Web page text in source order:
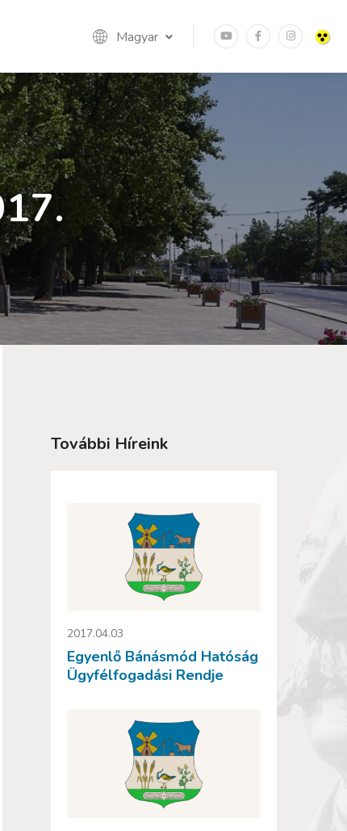
Magyar
További Híreink
2017.04.03
Egyenlő Bánásmód Hatóság
Ügyfélfogadási Rendje